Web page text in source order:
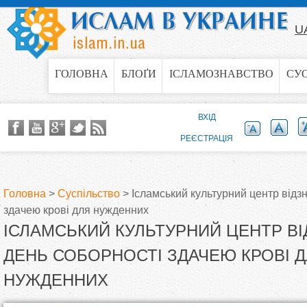
Jump to navigation
ГОЛОВНА БЛОҐИ ІСЛАМОЗНАВСТВО
В
и
є
Головна > Суспільство> Ісламський культурний центр
здачею крові для нужденних
ІСЛАМСЬКИЙ КУЛЬТУРНИЙ ЦЕНТР
ДЕНЬ СОБОРНОСТІ ЗДАЧЕЮ КРОВІ
НУЖДЕННИХ
ВХІД
РЕЄСТРАЦІЯ